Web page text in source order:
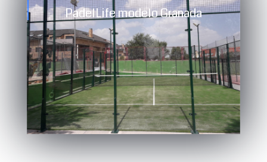
PadelLife modelo Granada
Compograss P12/49 homologado por la
Federación Española de pádel (F.E.P.)